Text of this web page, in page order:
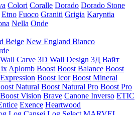
Colori Coralle Dorado Dorado Stone
Etno Fuoco Graniti Grigia Karyntia
Nella Onde
Beige New England Bianco
Carve 3D Wall Design 3Д Вайт
Aplomb Boost Boost Balance Boost
Boost Icor Boost Mineral
Natural Boost Natural Pro Boost Pro
Boost Vision Brave Canone Inverso ETIC
Exence Heartwood